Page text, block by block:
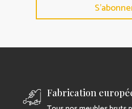
Fabrication